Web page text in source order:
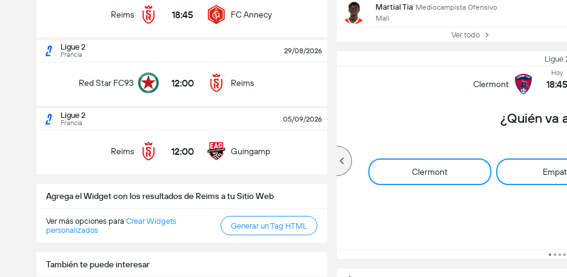
Reims 18:45 FC Annecy
Ligue 2
Francia 29/08/2026
Red Star FC93 12:00 Reims
Ligue 2
Francia 05/09/2026
Reims 12:00 Guingamp
Agrega el Widget con los resultados de Reims a tu Sitio Web
Ver más opciones para Crear Widgets
personalizados
Generar un Tag HTML
También te puede interesar
Martial Tia Mediocampista Ofensivo
Mali
Ver todo
Ligue
Clermont
Hoy
18:45
¿Quién va
Clermont
18:45 Dunkerque
Goles en el partido (2.5)